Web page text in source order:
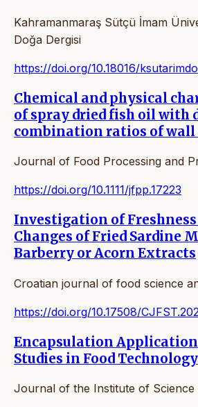
Kahramanmaraş Sütçü İmam
Doğa Dergisi
https://doi.org/10.18016/
Chemical and physical
of spray dried fish oil with
combination ratios of
Journal of Food Processing and
https://doi.org/10.1111/jfpp.17223
Investigation of
Changes of Fried Sardine
Barberry or Acorn Extracts
Croatian journal of food science
https://doi.org/10.17508/
Encapsulation
Studies in Food Technology
Journal of the Institute of Science